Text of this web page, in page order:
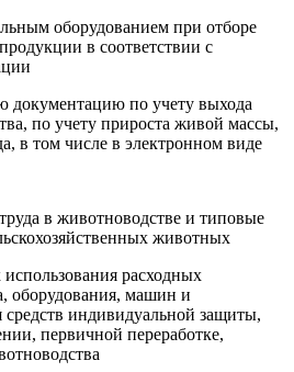
оборудованием при отборе
в соответствии с
документацию по учету выхода
по учету прироста живой массы,
в том числе в электронном виде
в животноводстве и типовые
животных
расходных
оборудования, машин и
индивидуальной защиты,
первичной переработке,